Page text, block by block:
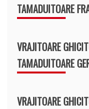
TAMADUITOARE
VRAJITOARE
TAMADUITOARE
VRAJITOARE